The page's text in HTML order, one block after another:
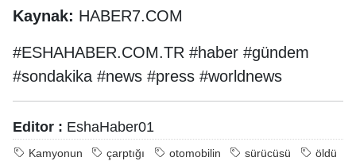
Kaynak: HABER7.COM
#ESHAHABER.COM.TR #haber #gündem
#sondakika #news #press #worldnews
Editor : EshaHaber01
Kamyonun çarptığı otomobilin sürücüsü öldü